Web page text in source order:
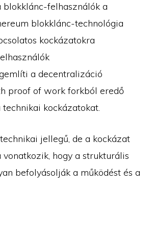
blokklánc-felhasználók a
blokklánc-technológia
kockázatokra
a decentralizáció
proof of work forkból eredő
kockázatokat.
jellegű, de a kockázat
hogy a strukturális
befolyásolják a működést és a